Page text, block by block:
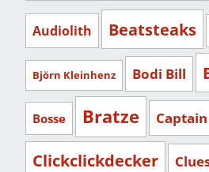
Audiolith Beatsteaks
Björn Kleinhenz Bodi Bill
Bosse Bratze
Clickclickdecker